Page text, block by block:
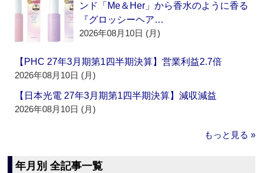
ンド「Me＆Her」から香水のように香る
『グロッシーヘア…
2026年08月10日 (月)
【PHC 27年3月期第1四半期決算】営業利益2.7倍
2026年08月10日 (月)
【日本光電 27年3月期第1四半期決算】減収減益
2026年08月10日 (月)
もっと見る »
年月別 全記事一覧